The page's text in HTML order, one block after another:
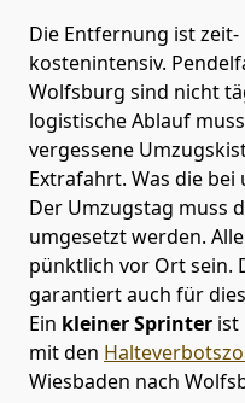
Die Entfernung ist
kostenintensiv.
Wolfsburg sind nicht
logistische Ablauf
vergessene
Extrafahrt. Was die
Der Umzugstag muss
umgesetzt werden.
pünktlich vor Ort sein.
garantiert auch für
Ein kleiner Sprinter ist
mit den
Wiesbaden nach